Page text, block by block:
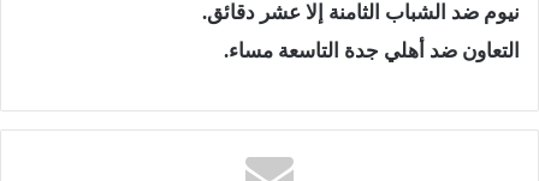
نيوم ضد الشباب الثامنة إلا عشر دقائق.
التعاون ضد أهلي جدة التاسعة مساء.